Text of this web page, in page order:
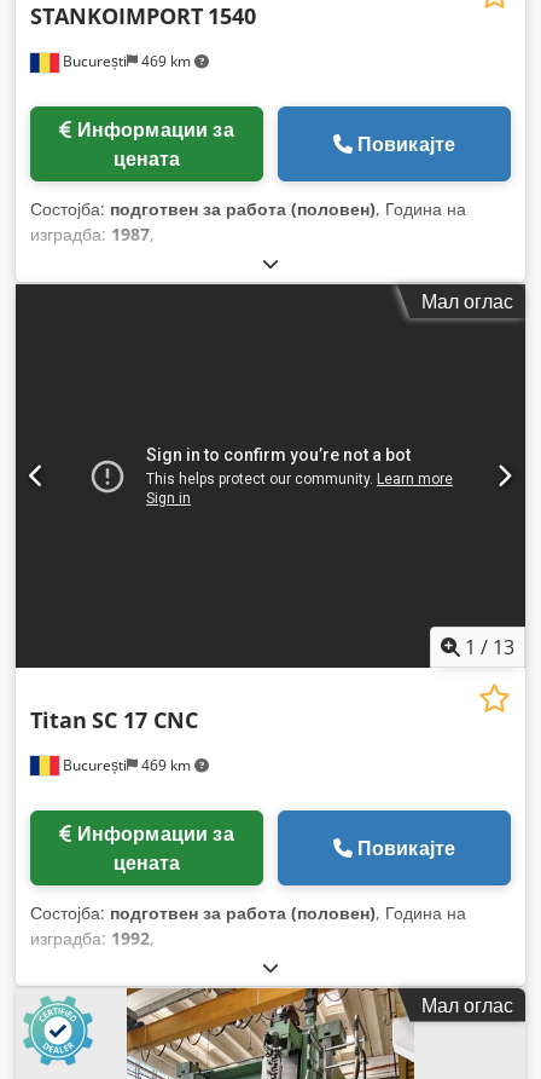
București 469 km
STANKOIMPORT 1540
цената
Повикајте
Состојба: подготвен за работа (половен), Година на
изградба: 1987,
Мал оглас
1 / 13
București 469 km
Titan SC 17 CNC
цената
Повикајте
Состојба: подготвен за работа (половен), Година на
изградба: 1992,
Мал оглас